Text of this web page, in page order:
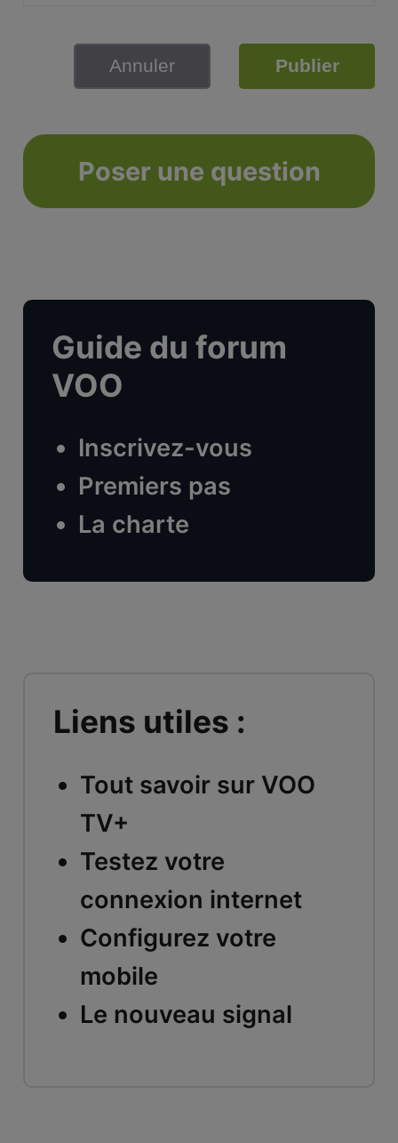
Annuler Publier
Poser une question
Guide du forum
VOO
Inscrivez-vous
Premiers pas
La charte
Liens utiles :
Tout savoir sur VOO
TV+
Testez votre
connexion internet
Configurez votre
mobile
Le nouveau signal